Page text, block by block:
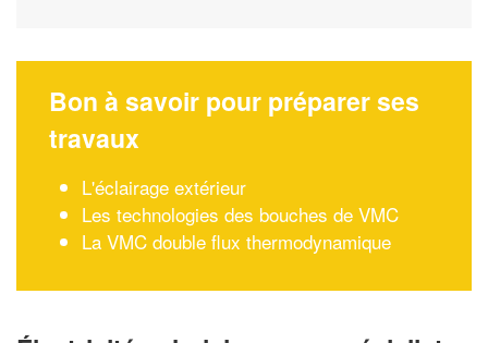
Bon à savoir pour préparer ses
travaux
L'éclairage extérieur
Les technologies des bouches de VMC
La VMC double flux thermodynamique